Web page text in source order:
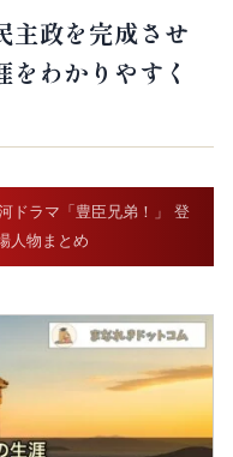
主政を完成させ
わかりやすく
ドラマ「豊臣兄弟！」 登
人物まとめ